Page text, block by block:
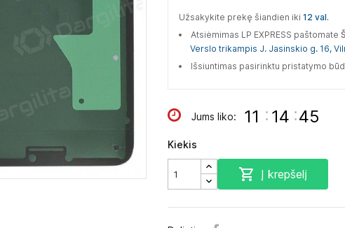
Užsakykite prekę šiandien iki 12 val.
Atsiėmimas LP EXPRESS paštomate
Verslo trikampis J. Jasinskio g. 16,
Išsiuntimas pasirinktu pristatymo
Jums liko: 11 : 14 :43
Kiekis
 Į krepšelį